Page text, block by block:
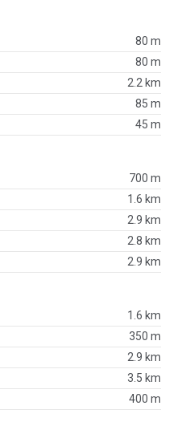
80 m
80 m
2.2 km
85 m
45 m
700 m
1.6 km
2.9 km
2.8 km
2.9 km
1.6 km
350 m
2.9 km
3.5 km
400 m